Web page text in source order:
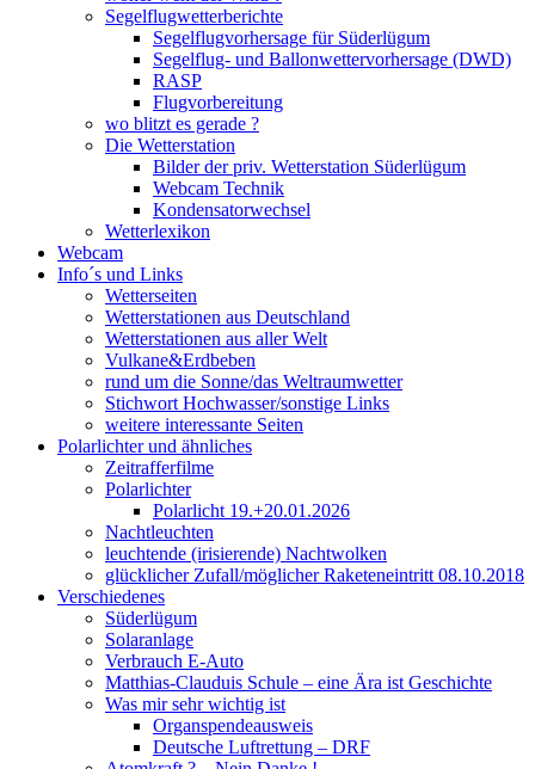
Segelflugwetterberichte
Segelflugvorhersage für Süderlügum
Segelflug- und Ballonwettervorhersage (DWD)
RASP
Flugvorbereitung
wo blitzt es gerade ?
Die Wetterstation
Bilder der priv. Wetterstation Süderlügum
Webcam Technik
Kondensatorwechsel
Wetterlexikon
Webcam
Info´s und Links
Wetterseiten
Wetterstationen aus Deutschland
Wetterstationen aus aller Welt
Vulkane&Erdbeben
rund um die Sonne/das Weltraumwetter
Stichwort Hochwasser/sonstige Links
weitere interessante Seiten
Polarlichter und ähnliches
Zeitrafferfilme
Polarlichter
Polarlicht 19.+20.01.2026
Nachtleuchten
leuchtende (irisierende) Nachtwolken
glücklicher Zufall/möglicher Raketeneintritt 08.10.2018
Verschiedenes
Süderlügum
Solaranlage
Verbrauch E-Auto
Matthias-Clauduis Schule – eine Ära ist Geschichte
Was mir sehr wichtig ist
Organspendeausweis
Deutsche Luftrettung – DRF